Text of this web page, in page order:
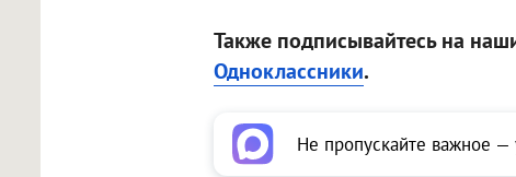
Также подписывайтесь на
Одноклассники.
Не пропускайте важное